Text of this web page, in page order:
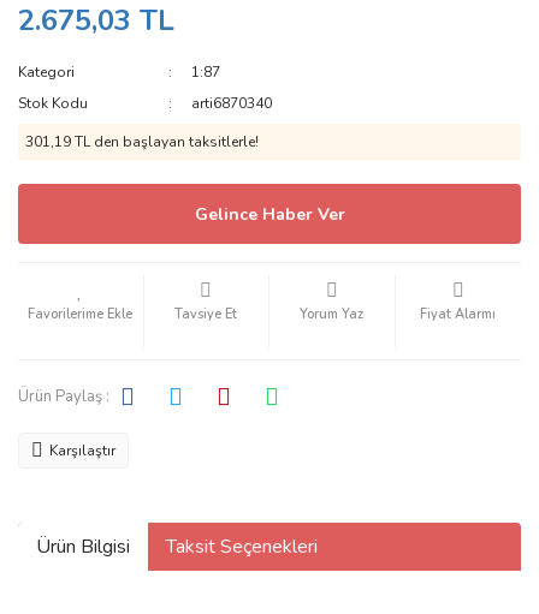
2.675,03 TL
Kategori
1:87
Stok Kodu
arti6870340
301,19 TL den başlayan taksitlerle!
Gelince Haber Ver
Tavsiye Et Yorum Yaz Fiyat Alarmı
Ürün Paylaş :
Karşılaştır
Ürün Bilgisi Taksit Seçenekleri